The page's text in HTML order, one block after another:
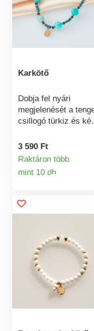
Karkötő
Dobja fel nyári
megjelenését a
csillogó türkiz és
pompázó
műgyöngyökkel.
ékszerkollekciónk
3 590 Ft
Raktáron több
mint 10 db